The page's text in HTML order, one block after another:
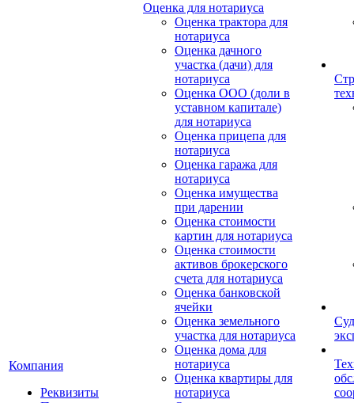
Компания
Реквизиты
Оценка для нотариуса
Оценка трактора для
нотариуса
Оценка дачного
участка (дачи) для
нотариуса
Оценка ООО (доли в
уставном капитале)
для нотариуса
Оценка прицепа для
нотариуса
Оценка гаража для
нотариуса
Оценка имущества
при дарении
Оценка стоимости
картин для нотариуса
Оценка стоимости
активов брокерского
счета для нотариуса
Оценка банковской
ячейки
Оценка земельного
участка для нотариуса
Оценка дома для
нотариуса
Оценка квартиры для
нотариуса